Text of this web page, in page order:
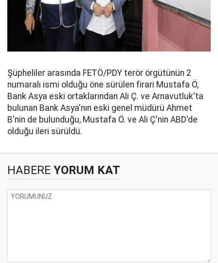
Şüpheliler arasında FETÖ/PDY terör örgütünün 2
numaralı ismi olduğu öne sürülen firari Mustafa Ö,
Bank Asya eski ortaklarından Ali Ç. ve Arnavutluk'ta
bulunan Bank Asya'nın eski genel müdürü Ahmet
B'nin de bulunduğu, Mustafa Ö. ve Ali Ç'nin ABD'de
olduğu ileri sürüldü.
HABERE YORUM KAT